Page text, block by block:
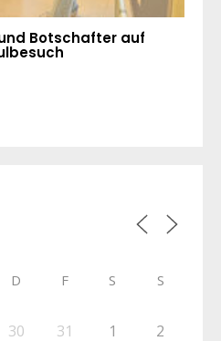
Botschafter auf
D F S S
30 31 1 2